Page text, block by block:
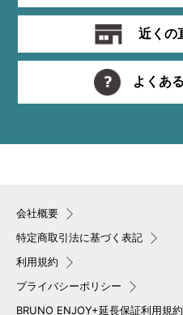
近くの
よくあ
会社概要
特定商取引法に基づく表記
利用規約
プライバシーポリシー
BRUNO ENJOY+延長保証利用規約